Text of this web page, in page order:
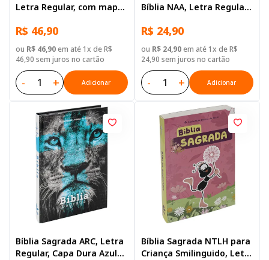
Letra Regular, com mapa,
Azul-claro
R$ 46,90
ou R$ 46,90em até 1x de R$
46,90 sem juros no cartão
- + Adicionar
Bíblia NAA, Letra Regular,
R$ 24,90
ou R$ 24,90em até 1x de R$
24,90 sem juros no cartão
- + Adicionar
Bíblia Sagrada ARC, Letra
Regular, Capa Dura Azul
Bíblia Sagrada NTLH para
Criança Smilinguido, Letra